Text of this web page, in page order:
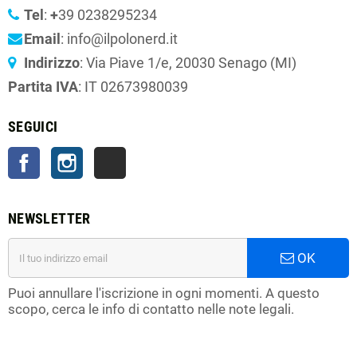
Tel : +39 0238295234
Email : info@ilpolonerd.it
Indirizzo: Via Piave 1/e, 20030 Senago (MI)
Partita IVA: IT 02673980039
SEGUICI
FacebookInstagram
NEWSLETTER
OK
Puoi annullare l'iscrizione in ogni momenti. A questo
scopo, cerca le info di contatto nelle note legali.